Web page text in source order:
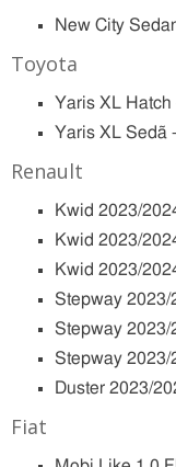
New City
Toyota
Yaris XL Hatch
Yaris XL Sedã
Renault
Kwid 2023/
Kwid 2023/
Kwid 2023/
Stepway 2023/
Stepway 2023/
Stepway 2023/
Duster 2023/
Fiat